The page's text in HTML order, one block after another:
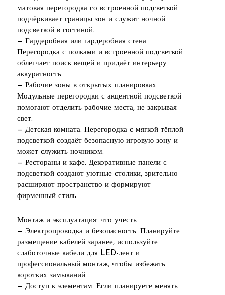
матовая перегородка со встроенной подсветкой
подчёркивает границы зон и служит ночной
подсветкой в гостиной.
— Гардеробная или гардеробная стена.
Перегородка с полками и встроенной подсветкой
облегчает поиск вещей и придаёт интерьеру
аккуратность.
— Рабочие зоны в открытых планировках.
Модульные перегородки с акцентной подсветкой
помогают отделить рабочие места, не закрывая
свет.
— Детская комната. Перегородка с мягкой тёплой
подсветкой создаёт безопасную игровую зону и
может служить ночником.
— Рестораны и кафе. Декоративные панели с
подсветкой создают уютные столики, зрительно
расширяют пространство и формируют
фирменный стиль.
Монтаж и эксплуатация: что учесть
— Электропроводка и безопасность. Планируйте
размещение кабелей заранее, используйте
слаботочные кабели для LED-лент и
профессиональный монтаж, чтобы избежать
коротких замыканий.
— Доступ к элементам. Если планируете менять